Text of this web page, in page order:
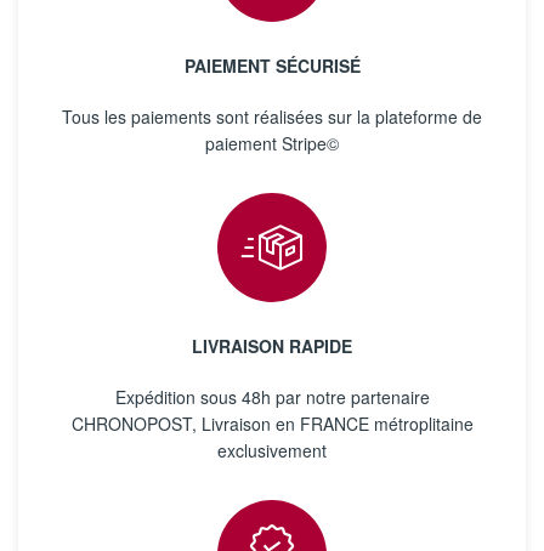
PAIEMENT SÉCURISÉ
Tous les paiements sont réalisées sur la plateforme de
paiement Stripe©
LIVRAISON RAPIDE
Expédition sous 48h par notre partenaire
CHRONOPOST, Livraison en FRANCE métroplitaine
exclusivement